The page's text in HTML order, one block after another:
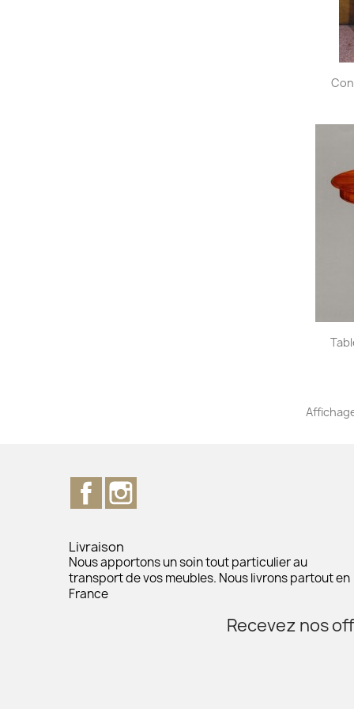
Facebook
Livraison
Nous apportons un soin tout particulier au
transport de vos meubles. Nous livrons partout en
France
Recevez nos